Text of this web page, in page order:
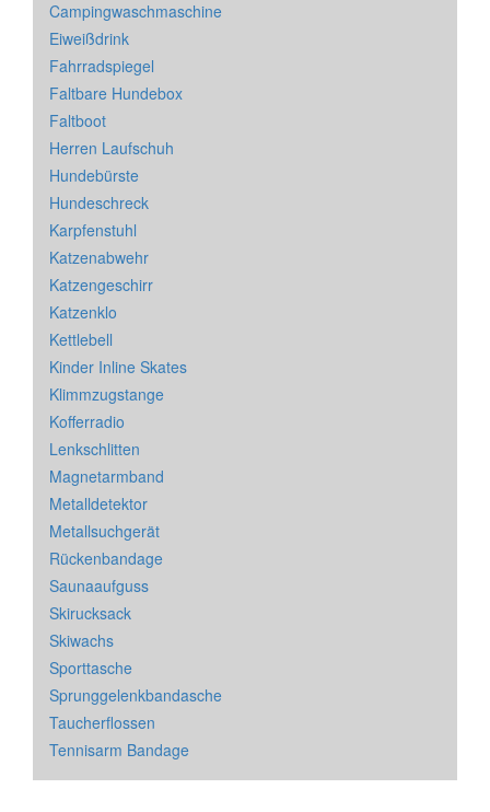
Campingwaschmaschine
Eiweißdrink
Fahrradspiegel
Faltbare Hundebox
Faltboot
Herren Laufschuh
Hundebürste
Hundeschreck
Karpfenstuhl
Katzenabwehr
Katzengeschirr
Katzenklo
Kettlebell
Kinder Inline Skates
Klimmzugstange
Kofferradio
Lenkschlitten
Magnetarmband
Metalldetektor
Metallsuchgerät
Rückenbandage
Saunaaufguss
Skirucksack
Skiwachs
Sporttasche
Sprunggelenkbandasche
Taucherflossen
Tennisarm Bandage